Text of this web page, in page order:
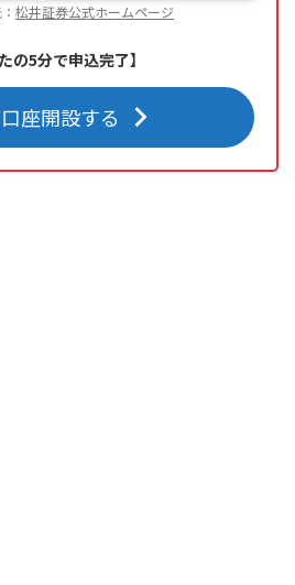
松井証券公式ホームページ
の5分で申込完了】
座開設する